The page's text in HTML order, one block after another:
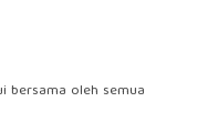
bersama oleh semua